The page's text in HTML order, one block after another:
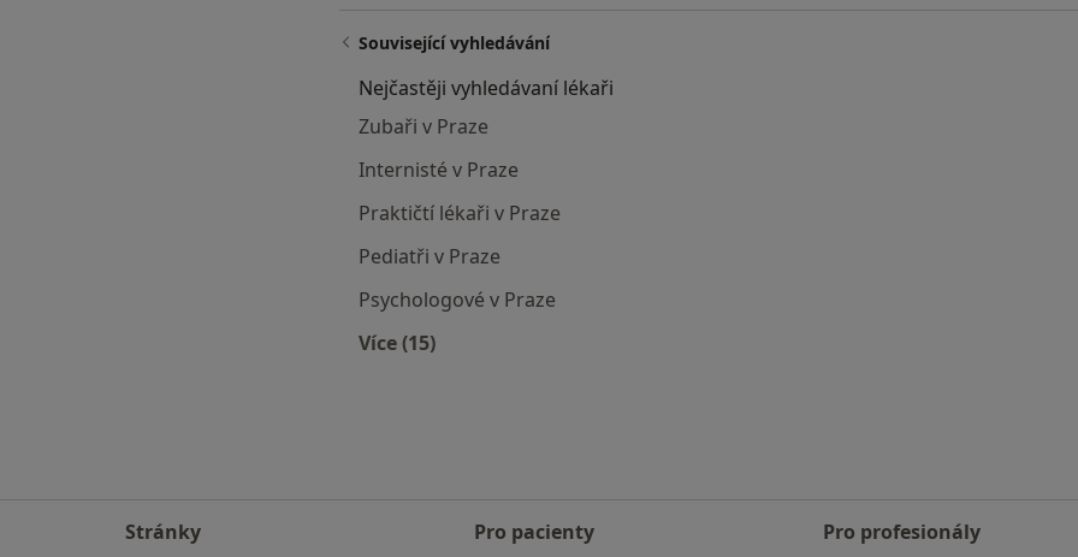
Související vyhledávání
Nejčastěji vyhledávaní lékaři
Zubaři v Praze
Internisté v Praze
Praktičtí lékaři v Praze
Pediatři v Praze
Psychologové v Praze
Více (15)
Stránky
Pro pacienty
Pro profesionály